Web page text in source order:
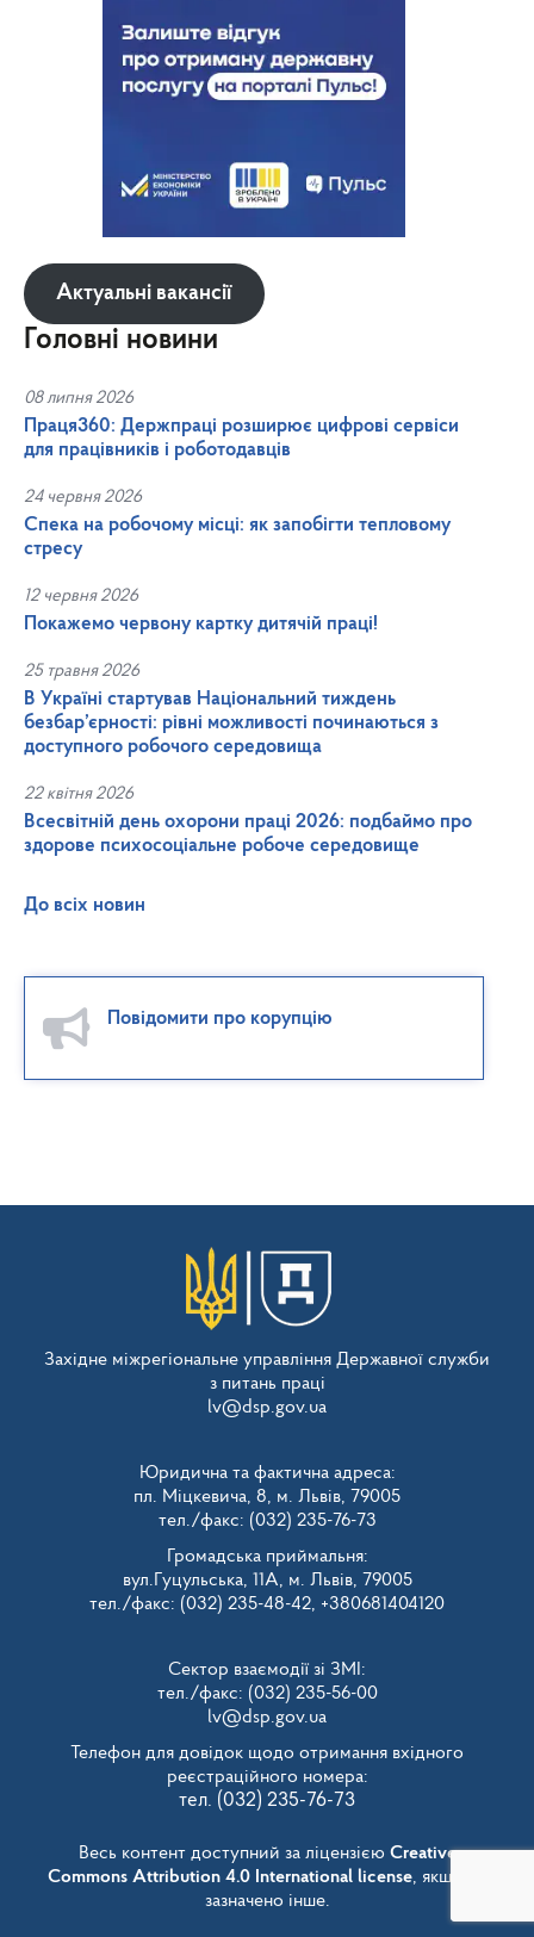
Актуальні вакансії
Головні новини
08 липня 2026
Праця360: Держпраці розширює цифрові сервіси
для працівників і роботодавців
24 червня 2026
Спека на робочому місці: як запобігти тепловому
стресу
12 червня 2026
Покажемо червону картку дитячій праці!
25 травня 2026
В Україні стартував Національний тиждень
безбар’єрності: рівні можливості починаються з
доступного робочого середовища
22 квітня 2026
Всесвітній день охорони праці 2026: подбаймо про
здорове психосоціальне робоче середовище
До всіх новин
Повідомити про корупцію
Західне міжрегіональне управління Державної служби
з питань праці
lv@dsp.gov.ua
Юридична та фактична адреса:
пл. Міцкевича, 8, м. Львів, 79005
тел./факс: (032) 235-76-73
Громадська приймальня:
вул.Гуцульська, 11А, м. Львів, 79005
тел./факс: (032) 235-48-42, +380681404120
Сектор взаємодії зі ЗМІ:
тел./факс: (032) 235-56-00
lv@dsp.gov.ua
Телефон для довідок щодо отримання вхідного
реєстраційного номера:
тел. (032) 235-76-73
Весь контент доступний за ліцензією Creative
Commons Attribution 4.0 International license, якщо не
зазначено інше.